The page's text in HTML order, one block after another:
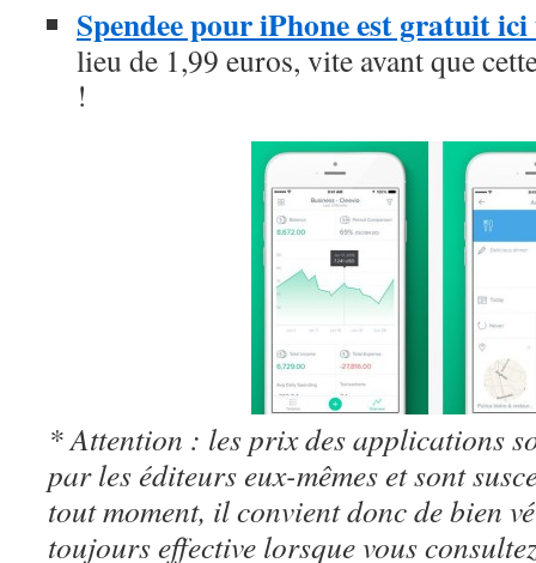
Spendee pour iPhone est gratuit
lieu de 1,99 euros, vite avant que
!
* Attention : les prix des applications
par les éditeurs eux-mêmes et sont
tout moment, il convient donc de bien
toujours effective lorsque vous